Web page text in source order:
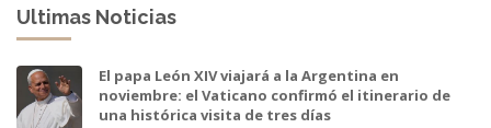
Ultimas Noticias
El papa León XIV viajará a la Argentina en
noviembre: el Vaticano confirmó el itinerario de
una histórica visita de tres días